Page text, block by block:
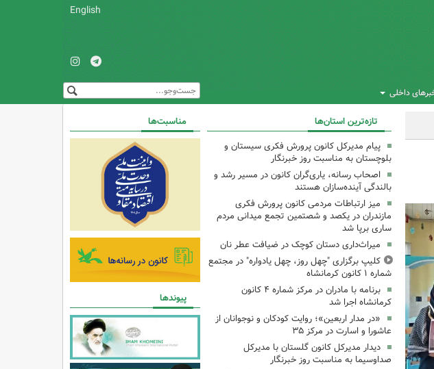
English
داخلی
تازه‌ترین استان‌ها
پیام مدیرکل کانون پرورش فکری سیستان و
بلوچستان به مناسبت روز خبرنگار
اصحاب رسانه، یاری‌گران کانون در مسیر رشد و
بالندگی آینده‌سازان هستند
میز ارتباطات مردمی کانون پرورش فکری
مازندران در یکصد و شصتمین تجمع میدانی مردم
ساری برپا شد
میراث‌داری دستان کوچک در ضیافت عطر نان
کلیپ برگزاری "چهل روز، چهل یادواره" در مجتمع
شماره ۱ کانون کرمانشاه
برنامه با مادران در مرکز شماره ۴ کانون
کرمانشاه اجرا شد
«در مدار اربعین»؛ روایت کودکان و نوجوانان از
عاشورا و اسارت در مرکز ۳۵
دیدار مدیرکل کانون گلستان با مدیرکل
صداوسیما به مناسبت روز خبرنگار
مناسبت‌ها
پیوندها